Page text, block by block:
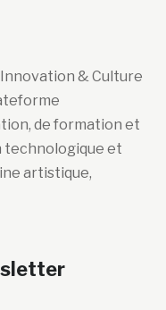
Innovation & Culture
de formation et
technologique et
artistique,